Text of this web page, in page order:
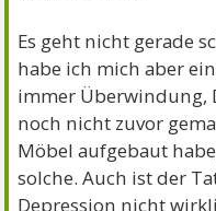
Es geht nicht gerade
habe ich mich aber
immer Überwindung,
noch nicht zuvor
Möbel aufgebaut
solche. Auch ist der
Depression nicht